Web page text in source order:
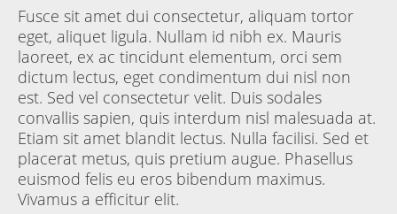
Fusce sit amet dui consectetur, aliquam tortor
eget, aliquet ligula. Nullam id nibh ex. Mauris
laoreet, ex ac tincidunt elementum, orci sem
dictum lectus, eget condimentum dui nisl non
est. Sed vel consectetur velit. Duis sodales
convallis sapien, quis interdum nisl malesuada at.
Etiam sit amet blandit lectus. Nulla facilisi. Sed et
placerat metus, quis pretium augue. Phasellus
euismod felis eu eros bibendum maximus.
Vivamus a efficitur elit.